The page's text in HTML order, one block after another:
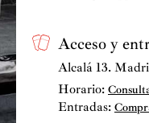
Acceso y
Alcalá 13.
Horario:
Entradas: